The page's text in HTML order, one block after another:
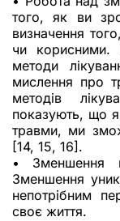
того, як ви
визначення
чи корисними.
методи
мислення про
методів
показують, що
травми, ми
[14, 15, 16].
• Зменшення
Зменшення
непотрібним
своє життя.